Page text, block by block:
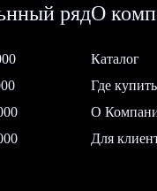
рядО
Каталог
Где купить
О
Для